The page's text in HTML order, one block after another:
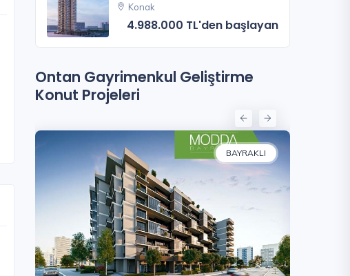
Konak
4.988.000 TL'den başlayan
Ontan Gayrimenkul Geliştirme
Konut Projeleri
BAYRAKLI